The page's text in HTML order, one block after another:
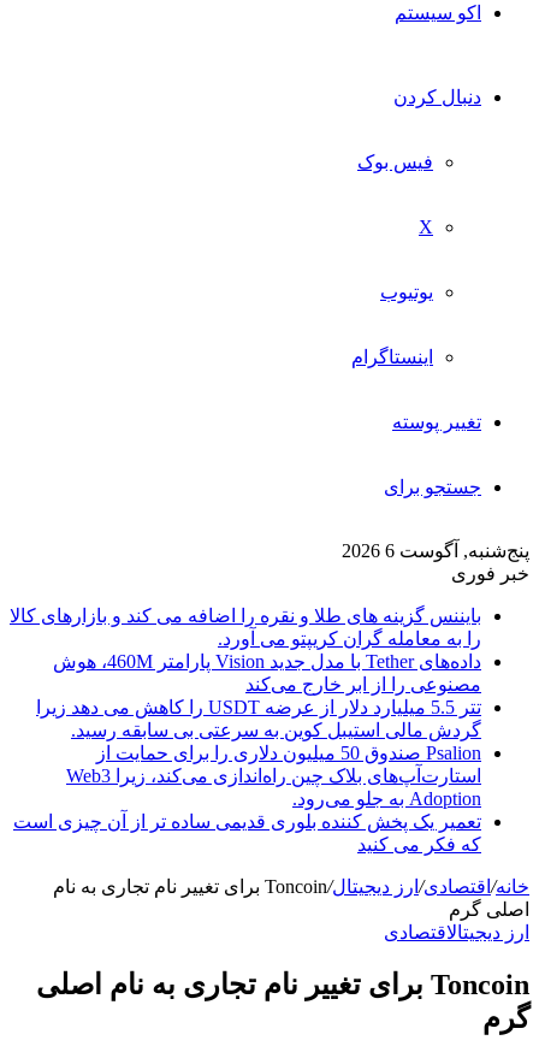
اکو سیستم
دنبال کردن
فیس بوک
X
یوتیوب
اینستاگرام
تغییر پوسته
جستجو برای
پنج‌شنبه, آگوست 6 2026
خبر فوری
بایننس گزینه های طلا و نقره را اضافه می کند و بازارهای کالا
را به معامله گران کریپتو می آورد.
داده‌های Tether با مدل جدید Vision پارامتر 460M، هوش
مصنوعی را از ابر خارج می‌کند
تتر 5.5 میلیارد دلار از عرضه USDT را کاهش می دهد زیرا
گردش مالی استیبل کوین به سرعتی بی سابقه رسید.
Psalion صندوق 50 میلیون دلاری را برای حمایت از
استارت‌آپ‌های بلاک چین راه‌اندازی می‌کند، زیرا Web3
Adoption به جلو می‌رود.
تعمیر یک پخش کننده بلوری قدیمی ساده تر از آن چیزی است
که فکر می کنید
خانه/ اقتصادی/ ارز دیجیتال/
Toncoin برای تغییر نام تجاری به نام
اصلی گرم
ارز دیجیتالاقتصادی
Toncoin برای تغییر نام تجاری به نام اصلی
گرم